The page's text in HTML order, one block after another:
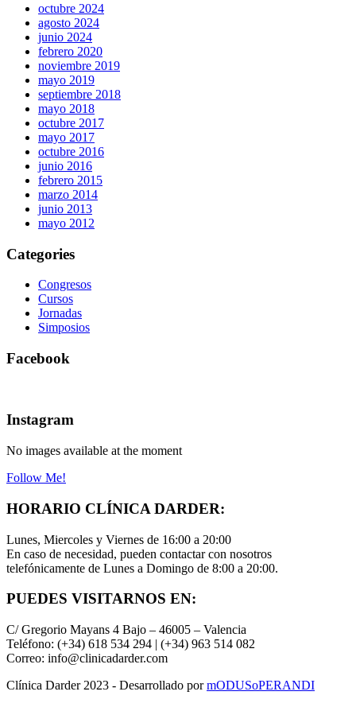
octubre 2024
agosto 2024
junio 2024
febrero 2020
noviembre 2019
mayo 2019
septiembre 2018
mayo 2018
octubre 2017
mayo 2017
octubre 2016
junio 2016
febrero 2015
marzo 2014
junio 2013
mayo 2012
Categories
Congresos
Cursos
Jornadas
Simposios
Facebook
Instagram
No images available at the moment
Follow Me!
HORARIO CLÍNICA DARDER:
Lunes, Miercoles y Viernes de 16:00 a 20:00
En caso de necesidad, pueden contactar con nosotros
telefónicamente de Lunes a Domingo de 8:00 a 20:00.
PUEDES VISITARNOS EN:
C/ Gregorio Mayans 4 Bajo – 46005 – Valencia
Teléfono: (+34) 618 534 294 | (+34) 963 514 082
Correo: info@clinicadarder.com
Clínica Darder 2023 - Desarrollado pormODUSoPERANDI